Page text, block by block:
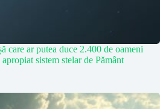
care ar putea duce 2.400 de oameni
sistem stelar de Pământ